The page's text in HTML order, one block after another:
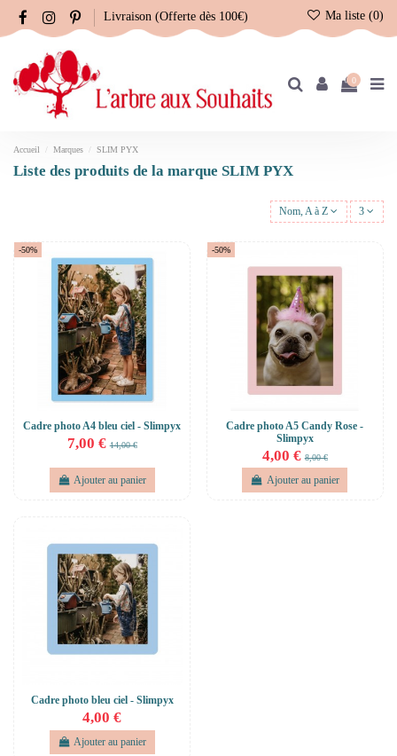
Livraison (Offerte dès 100€) Ma liste (0)
0
Accueil Marques SLIM PYX
Liste des produits de la marque SLIM PYX
Nom, A à Z 3
-50%
Cadre photo A4 bleu ciel - Slimpyx
7,00 €14,00 €
Ajouter au panier
-50%
Cadre photo A5 Candy Rose -
Slimpyx
4,00 €8,00 €
Ajouter au panier
Cadre photo bleu ciel - Slimpyx
4,00 €
Ajouter au panier